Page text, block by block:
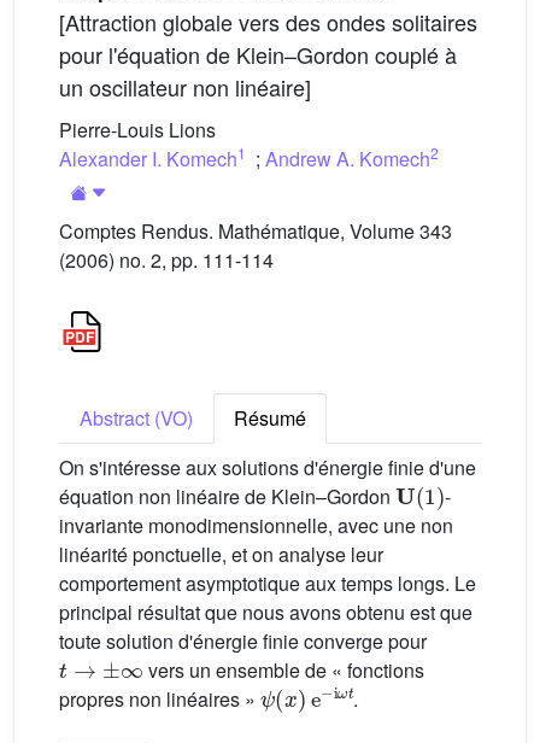
[Attraction globale vers des ondes solitaires
pour l'équation de Klein–Gordon couplé à
un oscillateur non linéaire]
Pierre-Louis Lions
Alexander I. Komech1 ; Andrew A. Komech2
Comptes Rendus. Mathématique, Volume 343
(2006) no. 2, pp. 111-114
Abstract (VO)
Résumé
On s'intéresse aux solutions d'énergie finie d'une
équation non linéaire de Klein–Gordon
U(1)
-
invariante monodimensionnelle, avec une non
linéarité ponctuelle, et on analyse leur
comportement asymptotique aux temps longs. Le
principal résultat que nous avons obtenu est que
toute solution d'énergie finie converge pour
t→±∞
vers un ensemble de « fonctions
propres non linéaires »
ψ(x)e−iωt
.